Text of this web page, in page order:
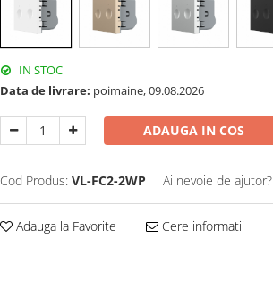
IN STOC
Data de livrare: poimaine, 09.08.2026
ADAUGA IN COS
Cod Produs: VL-FC2-2WP Ai nevoie de ajutor?
Adauga la Favorite Cere informatii